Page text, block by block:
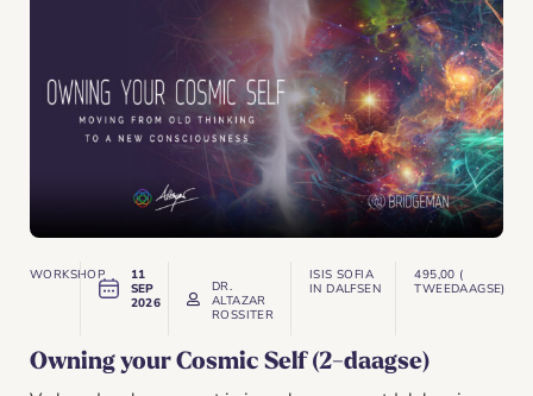
WORKSHOP
11
SEP
2026
DR.
ALTAZAR
ROSSITER
ISIS SOFIA
IN DALFSEN
495,00 (
TWEEDAAGSE)
Owning your Cosmic Self (2-daagse)